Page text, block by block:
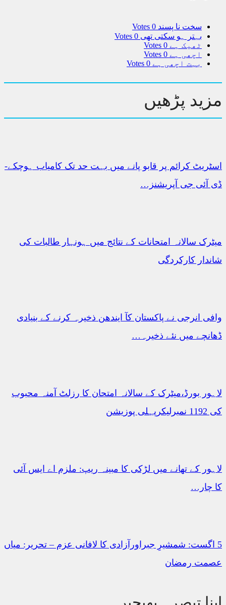
سخت نا پسند 0 Votes
بہتر ہو سکتی تھی 0 Votes
ٹھیک ہے
اچھی ہے
بہت اچھی ہے
پڑھیں
کرائم پر قابو پانے میں بہت حد تک کامیاب ہوچکے-
آئی جی آپریشنز…
سالانہ امتحانات کے نتائج میں ہونہار طالبات کی
کارکردگی
انرجی نے پاکستان کآ ایندھن ذخیرہ کرنے کے بنیادی
میں نئے ذخیرہ…
بورڈ،میٹرک کے سالانہ امتحان کا رزلٹ آمنہ محبوب
کے تھانے میں لڑکی کا مبینہ ریپ: ملزم اے ایس آئی
چار…
شمشیرِ جبراورآزادی کا لافانی عزم – ​تحریر: میاں
رمضان